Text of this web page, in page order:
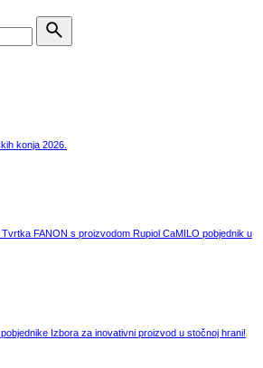
konja 2026.
FANON s proizvodom Rupiol CaMILO pobjednik u
Izbora za inovativni proizvod u stočnoj hrani!